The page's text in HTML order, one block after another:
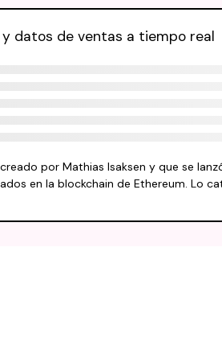
datos de ventas a tiempo real
por Mathias Isaksen y que se
en la blockchain de Ethereum. Lo